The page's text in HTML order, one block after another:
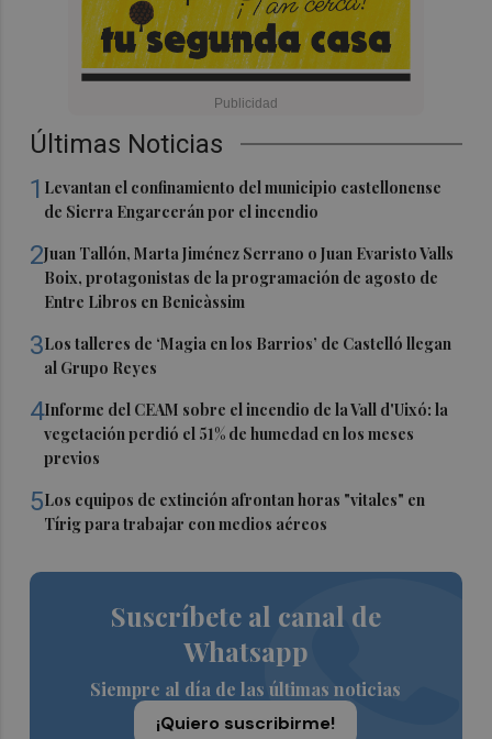
Últimas Noticias
1 Levantan el confinamiento del municipio castellonense
de Sierra Engarcerán por el incendio
2Juan Tallón, Marta Jiménez Serrano o Juan Evaristo Valls
Boix, protagonistas de la programación de agosto de
Entre Libros en Benicàssim
3Los talleres de ‘Magia en los Barrios’ de Castelló llegan
al Grupo Reyes
4Informe del CEAM sobre el incendio de la Vall d'Uixó: la
vegetación perdió el 51% de humedad en los meses
previos
5Los equipos de extinción afrontan horas "vitales" en
Tírig para trabajar con medios aéreos
Suscríbete al canal de
Whatsapp
Siempre al día de las últimas noticias
¡Quiero suscribirme!